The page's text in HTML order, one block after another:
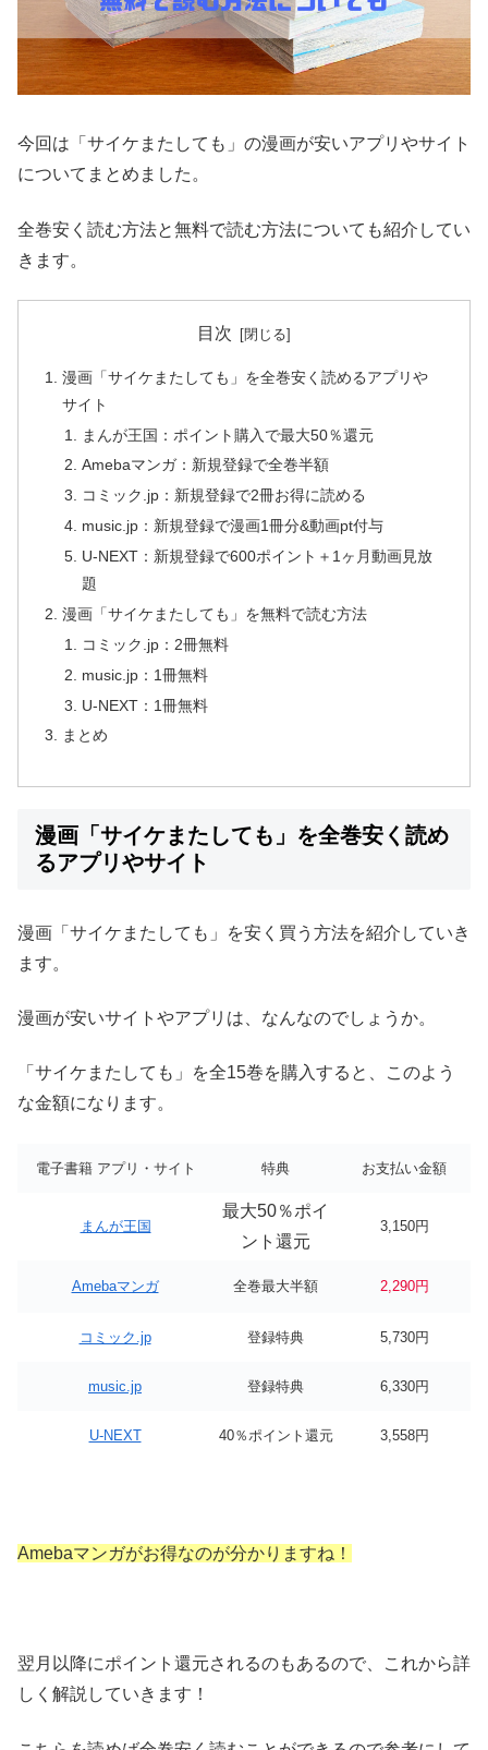
今回は「サイケまたしても」の漫画が安いアプリやサイト
についてまとめました。
全巻安く読む方法と無料で読む方法についても紹介してい
きます。
目次
漫画「サイケまたしても」を全巻安く読めるアプリや
サイト
まんが王国：ポイント購入で最大50％還元
Amebaマンガ：新規登録で全巻半額
コミック.jp：新規登録で2冊お得に読める
music.jp：新規登録で漫画1冊分&動画pt付与
U-NEXT：新規登録で600ポイント＋1ヶ月動画見放
題
漫画「サイケまたしても」を無料で読む方法
コミック.jp：2冊無料
music.jp：1冊無料
U-NEXT：1冊無料
まとめ
漫画「サイケまたしても」を全巻安く読め
るアプリやサイト
漫画「サイケまたしても」を安く買う方法を紹介していき
ます。
漫画が安いサイトやアプリは、なんなのでしょうか。
「サイケまたしても」を全15巻を購入すると、このよう
な金額になります。
電子書籍 アプリ・サイト 特典 お支払い金額
まんが王国
最大50％ポイ
ント還元
3,150円
Amebaマンガ 全巻最大半額 2,290円
コミック.jp 登録特典 5,730円
music.jp 登録特典 6,330円
U-NEXT 40％ポイント還元 3,558円
Amebaマンガがお得なのが分かりますね！
翌月以降にポイント還元されるのもあるので、これから詳
しく解説していきます！